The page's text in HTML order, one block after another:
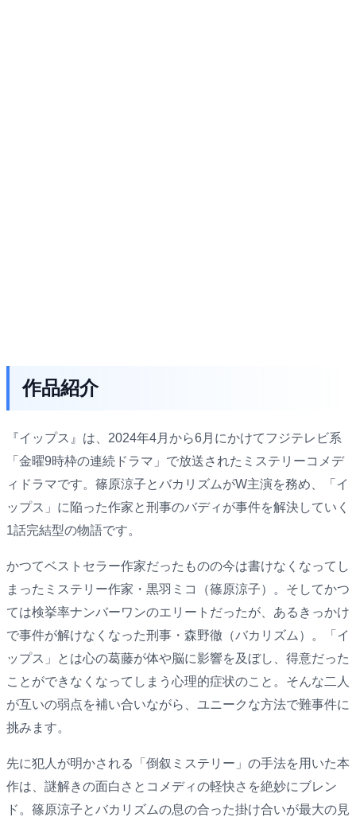
作品紹介
『イップス』は、2024年4月から6月にかけてフジテレビ系
「金曜9時枠の連続ドラマ」で放送されたミステリーコメデ
ィドラマです。篠原涼子とバカリズムがW主演を務め、「イ
ップス」に陥った作家と刑事のバディが事件を解決していく
1話完結型の物語です。
かつてベストセラー作家だったものの今は書けなくなってし
まったミステリー作家・黒羽ミコ（篠原涼子）。そしてかつ
ては検挙率ナンバーワンのエリートだったが、あるきっかけ
で事件が解けなくなった刑事・森野徹（バカリズム）。「イ
ップス」とは心の葛藤が体や脳に影響を及ぼし、得意だった
ことができなくなってしまう心理的症状のこと。そんな二人
が互いの弱点を補い合いながら、ユニークな方法で難事件に
挑みます。
先に犯人が明かされる「倒叙ミステリー」の手法を用いた本
作は、謎解きの面白さとコメディの軽快さを絶妙にブレン
ド。篠原涼子とバカリズムの息の合った掛け合いが最大の見